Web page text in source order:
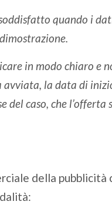
quando i
in modo chiaro e
avviata, la data di
caso, che l’offerta
della pubblicità